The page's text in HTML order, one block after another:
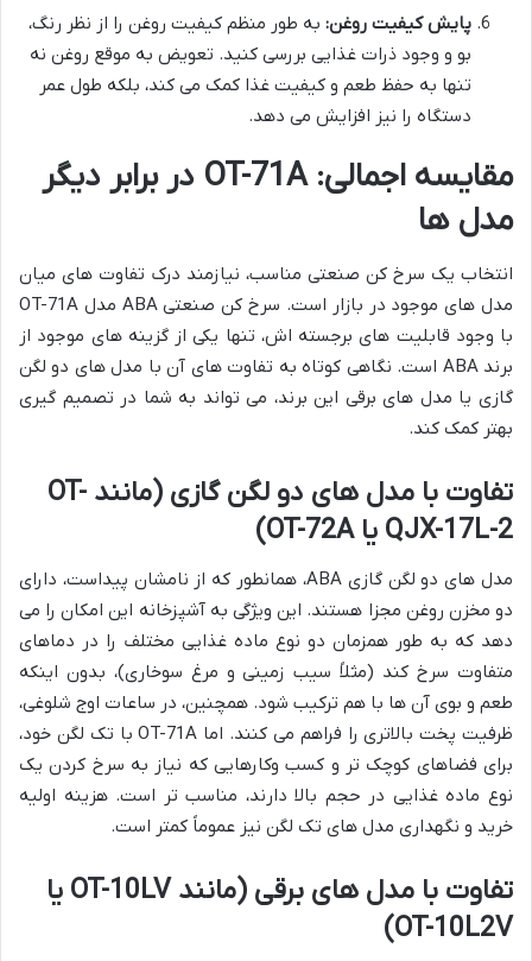
پایش کیفیت روغن: به طور منظم کیفیت روغن را از نظر رنگ،
بو و وجود ذرات غذایی بررسی کنید. تعویض به موقع روغن نه
تنها به حفظ طعم و کیفیت غذا کمک می کند، بلکه طول عمر
دستگاه را نیز افزایش می دهد.
مقایسه اجمالی: OT-71A در برابر دیگر
مدل ها
انتخاب یک سرخ کن صنعتی مناسب، نیازمند درک تفاوت های میان
مدل های موجود در بازار است. سرخ کن صنعتی ABA مدل OT-71A
با وجود قابلیت های برجسته اش، تنها یکی از گزینه های موجود از
برند ABA است. نگاهی کوتاه به تفاوت های آن با مدل های دو لگن
گازی یا مدل های برقی این برند، می تواند به شما در تصمیم گیری
بهتر کمک کند.
تفاوت با مدل های دو لگن گازی (مانند OT-
QJX-17L-2 یا OT-72A)
مدل های دو لگن گازی ABA، همانطور که از نامشان پیداست، دارای
دو مخزن روغن مجزا هستند. این ویژگی به آشپزخانه این امکان را می
دهد که به طور همزمان دو نوع ماده غذایی مختلف را در دماهای
متفاوت سرخ کند (مثلاً سیب زمینی و مرغ سوخاری)، بدون اینکه
طعم و بوی آن ها با هم ترکیب شود. همچنین، در ساعات اوج شلوغی،
ظرفیت پخت بالاتری را فراهم می کنند. اما OT-71A با تک لگن خود،
برای فضاهای کوچک تر و کسب وکارهایی که نیاز به سرخ کردن یک
نوع ماده غذایی در حجم بالا دارند، مناسب تر است. هزینه اولیه
خرید و نگهداری مدل های تک لگن نیز عموماً کمتر است.
تفاوت با مدل های برقی (مانند OT-10LV یا
OT-10L2V)